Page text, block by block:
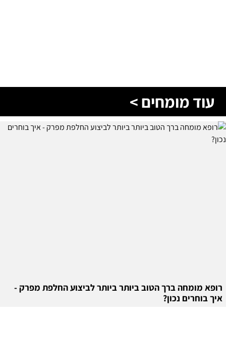
עוד מומחים >
רופא מומחה ברך הטוב ביותר ביותר לביצוע החלפת מפרק -
איך בוחרים נכון?